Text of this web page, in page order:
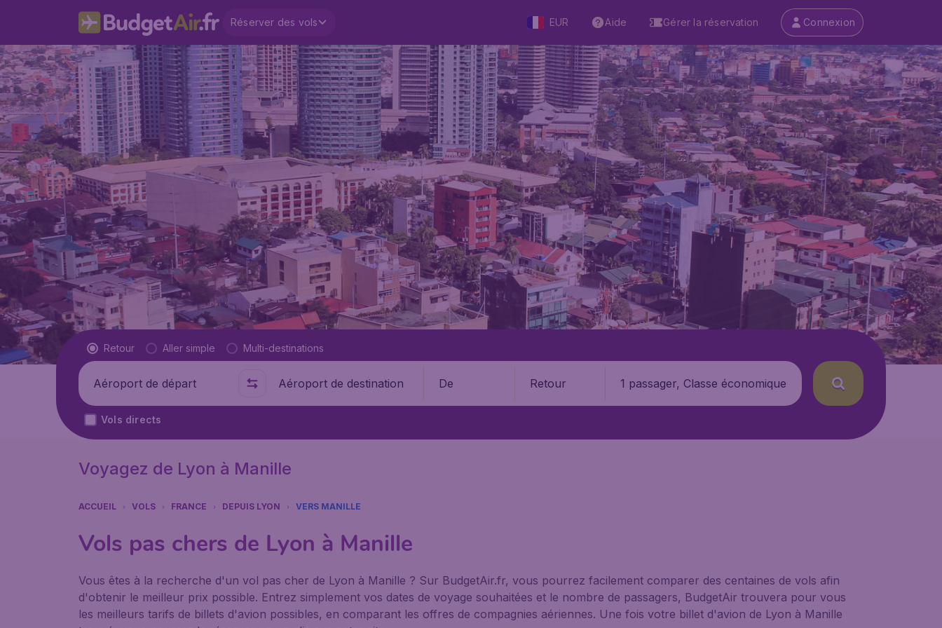
Réserver des vols EUR Aide Gérer la réservation Connexion
Type de vol
Retour Aller simple Multi-destinations
Départ de Où De Retour 1 passager, Classe économique
Vols directs
Voyagez de Lyon à Manille
ACCUEIL VOLS FRANCE DEPUIS LYON VERS MANILLE
Vols pas chers de Lyon à Manille
Vous êtes à la recherche d'un vol pas cher de Lyon à Manille ? Sur BudgetAir.fr, vous pourrez facilement comparer des centaines de vols afin
d'obtenir le meilleur prix possible. Entrez simplement vos dates de voyage souhaitées et le nombre de passagers, BudgetAir trouvera pour vous
les meilleurs tarifs de billets d'avion possibles, en comparant les offres de compagnies aériennes. Une fois votre billet d'avion de Lyon à Manille